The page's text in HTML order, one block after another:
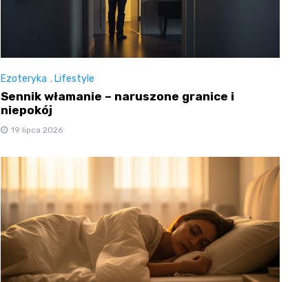
Ezoteryka , Lifestyle
Sennik włamanie – naruszone granice i
niepokój
19 lipca 2026